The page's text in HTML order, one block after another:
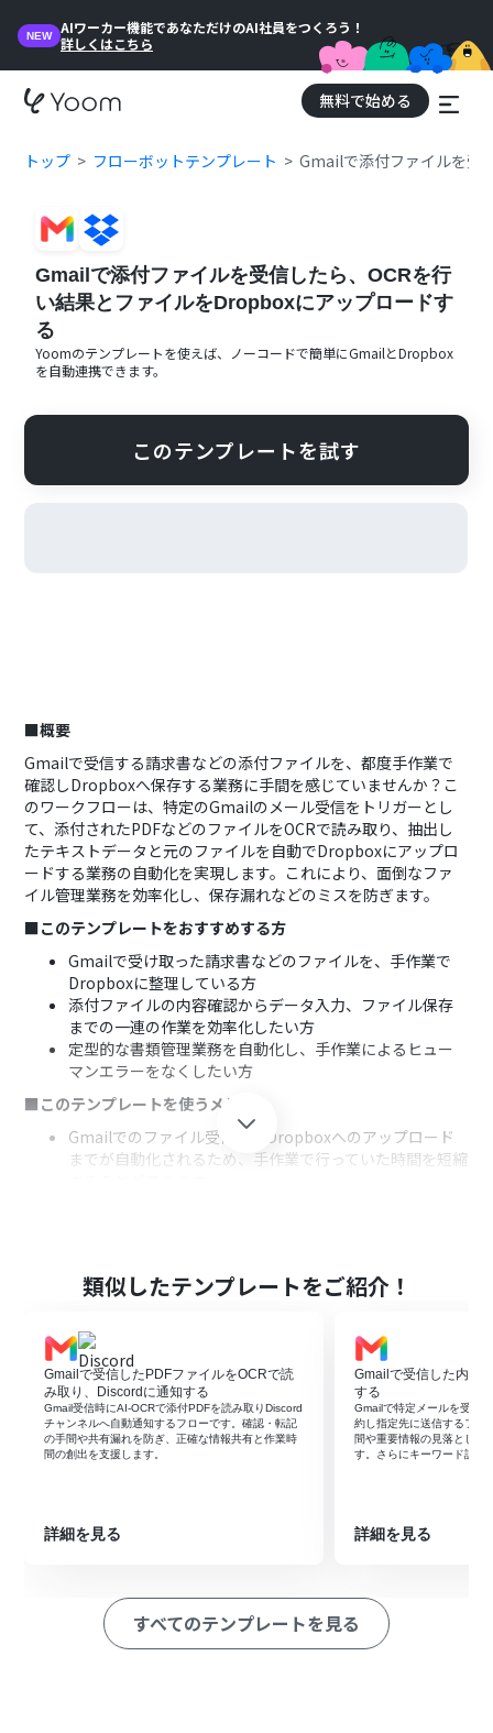
NEW
AIワーカー機能であなただけのAI社員をつくろう！
詳しくはこちら
無料で始める
トップ フローボットテンプレート Gmailで添付ファイルを受
Gmailで添付ファイルを受信したら、OCRを行
い結果とファイルをDropboxにアップロードす
る
Yoomのテンプレートを使えば、ノーコードで簡単にGmailとDropbox
を自動連携できます。
このテンプレートを試す
■概要
Gmailで受信する請求書などの添付ファイルを、都度手作業で
確認しDropboxへ保存する業務に手間を感じていませんか？こ
のワークフローは、特定のGmailのメール受信をトリガーとし
て、添付されたPDFなどのファイルをOCRで読み取り、抽出し
たテキストデータと元のファイルを自動でDropboxにアップロ
ードする業務の自動化を実現します。これにより、面倒なファ
イル管理業務を効率化し、保存漏れなどのミスを防ぎます。
■このテンプレートをおすすめする方
Gmailで受け取った請求書などのファイルを、手作業で
Dropboxに整理している方
添付ファイルの内容確認からデータ入力、ファイル保存
までの一連の作業を効率化したい方
定型的な書類管理業務を自動化し、手作業によるヒュー
マンエラーをなくしたい方
■このテンプレートを使うメリット
Gmailでのファイル受信からDropboxへのアップロード
までが自動化されるため、手作業で行っていた時間を短縮
■フローボットの流れ
をYoomと連携します。
トリガーでGmailを選択し、「特定のキーワードに一致す
るメールを受信したら」アクションを設定します。
次に、オペレーションで分岐機能を設定し、添付ファイ
ルの有無などに基づいて後続の処理を分岐させます。
オペレーションで、メールに添付されたファイルをOCR
機能で読み取り、テキストデータを抽出します。
い書類として発行します。
のフォルダにアップロードします。
※「トリガー」：フロー起動のきっかけとなるアクション、「オ
ペレーション」：トリガー起動後、フロー内で処理を行うアク
類似したテンプレートをご紹介！
Gmailで受信したPDFファイルをOCRで読
み取り、Discordに通知する
Gmail受信時にAI-OCRで添付PDFを読み取りDiscord
チャンネルへ自動通知するフローです。確認・転記
の手間や共有漏れを防ぎ、正確な情報共有と作業時
間の創出を支援します。
詳細を見る
Gmailで受信した内容
する
Gmailで特定メールを受信
約し指定先に送信するフロ
間や重要情報の見落としを
す。さらにキーワード設定
詳細を見る
すべてのテンプレートを見る